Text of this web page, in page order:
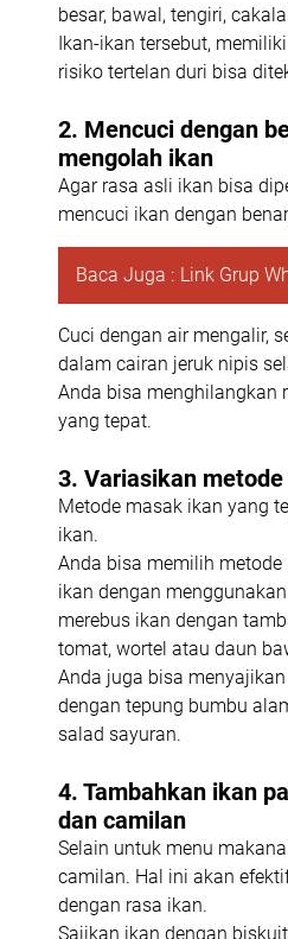
besar, bawal, tengiri,
Ikan-ikan tersebut,
risiko tertelan duri bisa
2. Mencuci dengan
mengolah ikan
Agar rasa asli ikan bisa
mencuci ikan dengan
Baca Juga : Link Grup
Cuci dengan air mengalir,
dalam cairan jeruk nipis
Anda bisa menghilangkan
yang tepat.
3. Variasikan
Metode masak ikan yang
ikan.
Anda bisa memilih
ikan dengan
merebus ikan dengan
tomat, wortel atau daun
Anda juga bisa
dengan tepung bumbu
salad sayuran.
4. Tambahkan ikan
dan camilan
Selain untuk menu
camilan. Hal ini akan
dengan rasa ikan.
Sajikan ikan dengan